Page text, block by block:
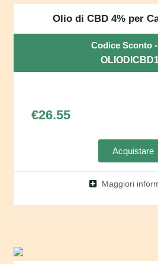
Olio di CBD 4% per
Codice Sconto -
€26.55
Acquistare
Maggiori